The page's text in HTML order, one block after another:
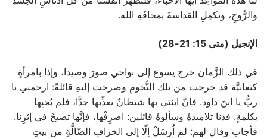
والرُّوحِ، ونكمِلِ القداسةَ بمخافَةِ الله.
الإنجيل (متى 15: 21-28)
في ذلك الزَّمان خرج يسوع إلى نواحي صورَ وصيدا، وإذا بامرأةٍ
كنعانيَّة قد خرجت من تلك التُّخومِ وصرخت إليهِ قائلةً: ارحمني يا
ربُّ يا ابنَ داود. فانَّ ابنتي بها شيطانٌ يعذِّبها جدًّا، فلم يُجبِها
بكلمةٍ. فدَنا تلاميذهُ وسألوهُ قائلين: اصرِفْها، فإنَّها تصيحُ في إثرِنا.
فأجاب وقال لهم: لم اُرسَلْ إلّا إلى الخرافِ الضّالَّةِ من بيتِ